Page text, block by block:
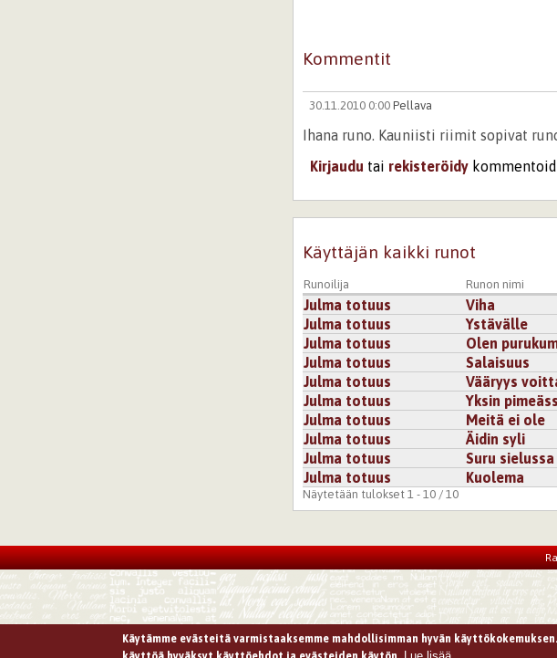
Kommentit
30.11.2010 0:00 Pellava
Ihana runo. Kauniisti riimit sopivat
Kirjaudu tai rekisteröidy
Käyttäjän kaikki runot
Runoilija Runon nimi
Julma totuus Viha
Julma totuus
Ystävälle
Julma totuus
Olen
Julma totuus
Salaisuus
Julma totuus
Vääryys
Julma totuus
Yksin
Julma totuus
Meitä ei ole
Julma totuus
Äidin syli
Julma totuus
Suru sielussa
Julma totuus
Kuolema
Näytetään tulokset 1 - 10 / 10
Käytämme evästeitä varmistaaksemme mahdollisimman hyvän